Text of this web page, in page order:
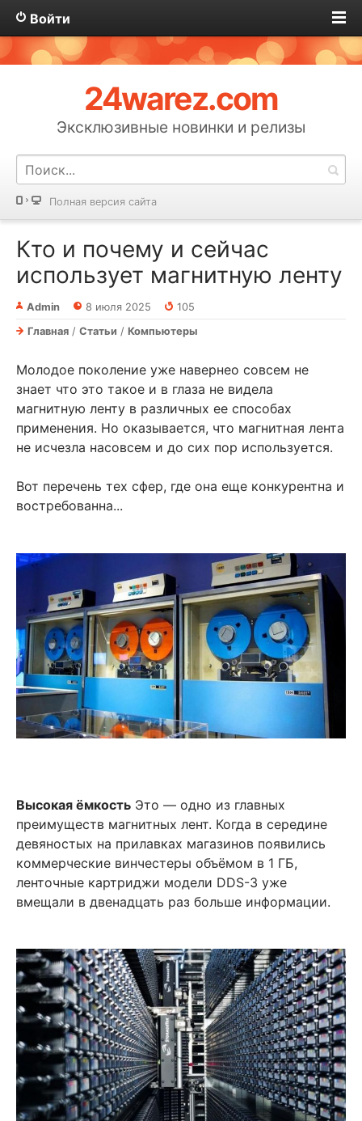
Войти
24warez.com
Эксклюзивные новинки и релизы
Полная версия сайта
Кто и почему и сейчас
использует магнитную ленту
Admin 8 июля 2025
105
Главная / Статьи / Компьютеры
Молодое поколение уже навернео совсем не
знает что это такое и в глаза не видела
магнитную ленту в различных ее способах
применения. Но оказывается, что магнитная лента
не исчезла насовсем и до сих пор используется.
Вот перечень тех сфер, где она еще конкурентна и
востребованна...
Высокая ёмкость Это — одно из главных
преимуществ магнитных лент. Когда в середине
девяностых на прилавках магазинов появились
коммерческие винчестеры объёмом в 1 ГБ,
ленточные картриджи модели DDS-3 уже
вмещали в двенадцать раз больше информации.